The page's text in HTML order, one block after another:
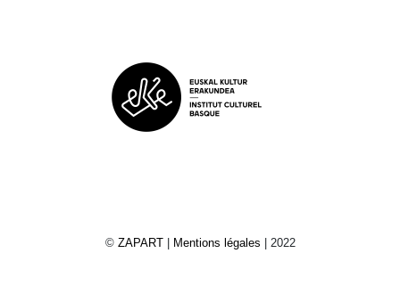
© ZAPART Mentions légales | 2022